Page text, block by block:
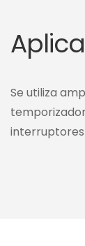
Se utiliza